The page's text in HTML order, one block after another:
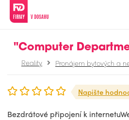
"Computer
Reality Pronájem bytových a
Napište
Bezdrátové připojení k